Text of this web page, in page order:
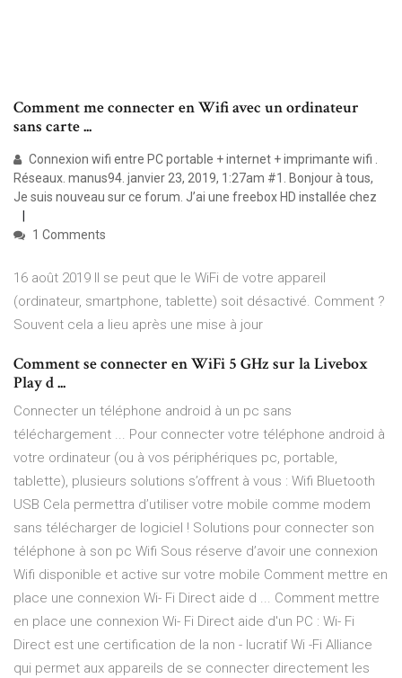
Comment me connecter en Wifi avec un ordinateur
sans carte ...
Connexion wifi entre PC portable + internet + imprimante wifi .
Réseaux. manus94. janvier 23, 2019, 1:27am #1. Bonjour à tous,
Je suis nouveau sur ce forum. J’ai une freebox HD installée chez
1 Comments
16 août 2019 Il se peut que le WiFi de votre appareil
(ordinateur, smartphone, tablette) soit désactivé. Comment ?
Souvent cela a lieu après une mise à jour
Comment se connecter en WiFi 5 GHz sur la Livebox
Play d ...
Connecter un téléphone android à un pc sans
téléchargement ... Pour connecter votre téléphone android à
votre ordinateur (ou à vos périphériques pc, portable,
tablette), plusieurs solutions s’offrent à vous : Wifi Bluetooth
USB Cela permettra d’utiliser votre mobile comme modem
sans télécharger de logiciel ! Solutions pour connecter son
téléphone à son pc Wifi Sous réserve d’avoir une connexion
Wifi disponible et active sur votre mobile Comment mettre en
place une connexion Wi- Fi Direct aide d ... Comment mettre
en place une connexion Wi- Fi Direct aide d'un PC : Wi- Fi
Direct est une certification de la non - lucratif Wi -Fi Alliance
qui permet aux appareils de se connecter directement les